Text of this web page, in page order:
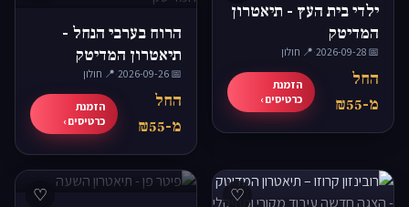
ילדי בית העץ - תיאטרון
המדיטק
📅 2026-09-28
·📍 חולון
החל
מ-₪55
הזמנת
כרטיסים ›
הרוח בערבי הנחל -
תיאטרון המדיטק
📅 2026-09-26
·📍 חולון
החל
מ-₪55
הזמנת
כרטיסים ›
♡
♡